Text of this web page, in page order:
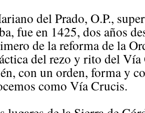
del Prado, O.P.,
fue en 1425, dos años
de la reforma de la
del rezo y rito del
con un orden, forma y
como Vía Crucis.